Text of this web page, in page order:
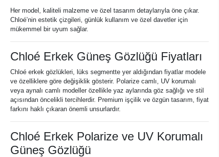
Her model, kaliteli malzeme ve özel tasarım detaylarıyla öne çıkar.
Chloé’nin estetik çizgileri, günlük kullanım ve özel davetler için
mükemmel bir uyum sağlar.
Chloé Erkek Güneş Gözlüğü Fiyatları
Chloé erkek gözlükleri, lüks segmentte yer aldığından fiyatlar modele
ve özelliklere göre değişiklik gösterir. Polarize camlı, UV korumalı
veya aynalı camlı modeller özellikle yaz aylarında göz sağlığı ve stil
açısından öncelikli tercihlerdir. Premium işçilik ve özgün tasarım, fiyat
farkını haklı çıkaran önemli unsurlardır.
Chloé Erkek Polarize ve UV Korumalı
Güneş Gözlüğü